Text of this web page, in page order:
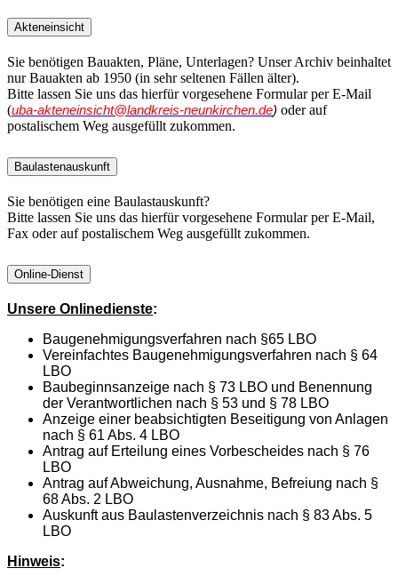
Akteneinsicht
Sie benötigen Bauakten, Pläne, Unterlagen? Unser Archiv beinhaltet
nur Bauakten ab 1950 (in sehr seltenen Fällen älter).
Bitte lassen Sie uns das hierfür vorgesehene Formular per E-Mail
(uba-akteneinsicht@landkreis-neunkirchen.de) oder auf
postalischem Weg ausgefüllt zukommen.
Baulastenauskunft
Sie benötigen eine Baulastauskunft?
Bitte lassen Sie uns das hierfür vorgesehene Formular per E-Mail,
Fax oder auf postalischem Weg ausgefüllt zukommen.
Online-Dienst
Unsere Onlinedienste:
Baugenehmigungsverfahren nach §65 LBO
Vereinfachtes Baugenehmigungsverfahren nach § 64
LBO
Baubeginnsanzeige nach § 73 LBO und Benennung
der Verantwortlichen nach § 53 und § 78 LBO
Anzeige einer beabsichtigten Beseitigung von Anlagen
nach § 61 Abs. 4 LBO
Antrag auf Erteilung eines Vorbescheides nach § 76
LBO
Antrag auf Abweichung, Ausnahme, Befreiung nach §
68 Abs. 2 LBO
Auskunft aus Baulastenverzeichnis nach § 83 Abs. 5
LBO
Hinweis: